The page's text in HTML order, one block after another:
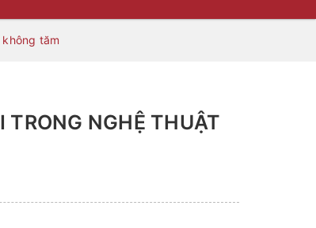
tăm
NGHỆ THUẬT